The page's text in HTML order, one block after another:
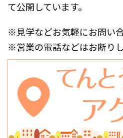
て公開しています。
※見学などお気軽にお問い
※営業の電話などはお断りし